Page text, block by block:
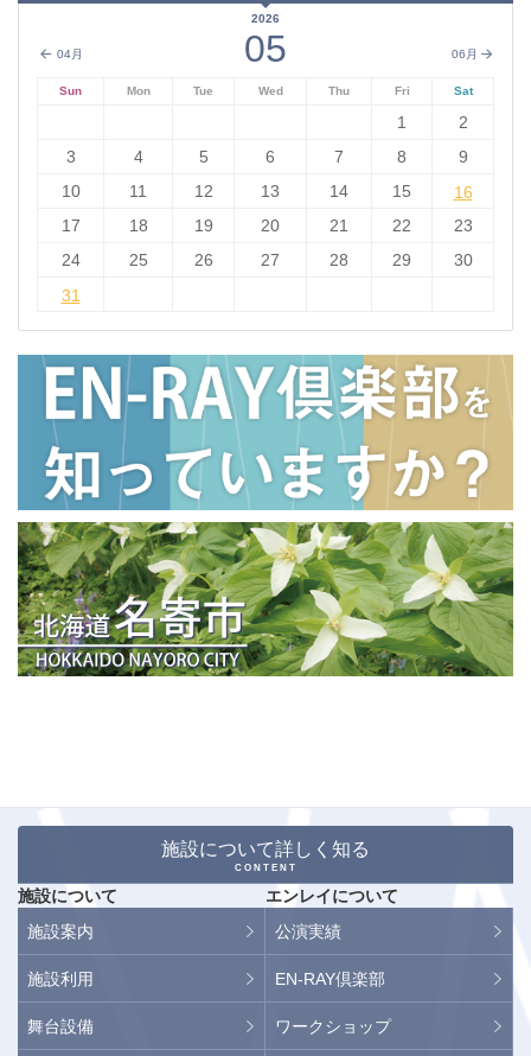
04月 06月
2026
05
Sun Mon Tue Wed Thu Fri Sat
1
2
3
4 5 6 7 8
9
10
11 12 13 14 15 16
16
17
18 19 20 21 22
23
24
25 26 27 28 29
30
31
31
施設について詳しく知る
CONTENT
施設について
施設案内
施設利用
舞台設備
エンレイについて
公演実績
EN-RAY倶楽部
ワークショップ